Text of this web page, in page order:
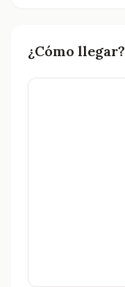
¿Cómo llegar?